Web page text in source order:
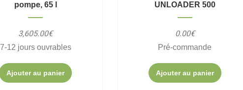
pompe, 65 l
3,605.00€
7-12 jours ouvrables
Ajouter au panier
UNLOADER 500
0.00€
Pré-commande
Ajouter au panier